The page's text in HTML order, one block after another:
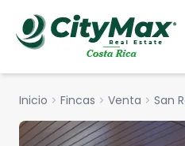
Inicio chevron_right Fincas chevron_right Venta chevron_right San